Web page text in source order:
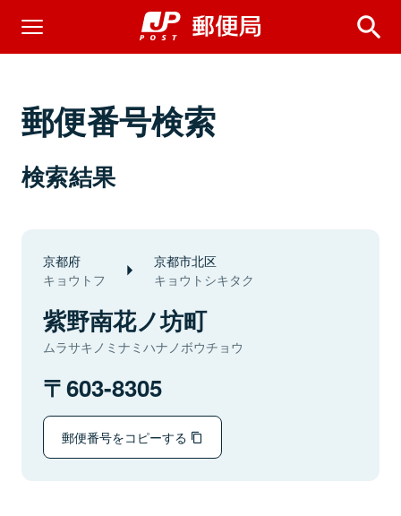
郵便番号検索
検索結果
京都府
キョウトフ
京都市北区
キョウトシキタク
紫野南花ノ坊町
ムラサキノミナミハナノボウチョウ
603-8305
郵便番号をコピーする